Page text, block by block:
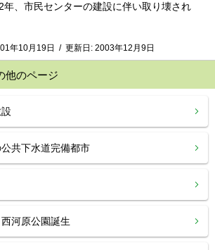
年、市民センターの建設に伴い取り壊され
年10月19日 / 更新日: 2003年12月9日
他のページ
共下水道完備都市
河原公園誕生